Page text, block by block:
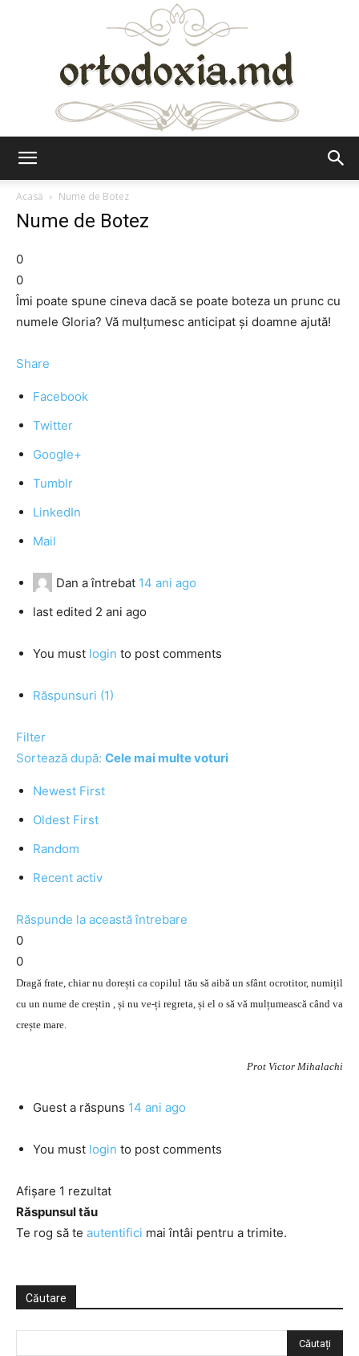
Acasă
Nume de Botez
Nume de Botez
0
0
Îmi poate spune cineva dacă se poate boteza un prunc cu
numele Gloria? Vă mulţumesc anticipat şi doamne ajută!
Share
Facebook
Twitter
Google+
Tumblr
LinkedIn
Mail
Dan a întrebat 14 ani ago
last edited 2 ani ago
You must login to post comments
Răspunsuri (1)
Filter
Sortează după: Cele mai multe voturi
Newest First
Oldest First
Random
Recent activ
Răspunde la această întrebare
0
0
Dragă frate, chiar nu dorești ca copilul tău să aibă un sfânt ocrotitor, numițil
cu un nume de creștin , și nu ve-ți regreta, și el o să vă mulțumească când va
crește mare.
Prot Victor Mihalachi
Guest a răspuns 14 ani ago
You must login to post comments
Afișare 1 rezultat
Răspunsul tău
Te rog să te autentifici mai întâi pentru a trimite.
Căutare